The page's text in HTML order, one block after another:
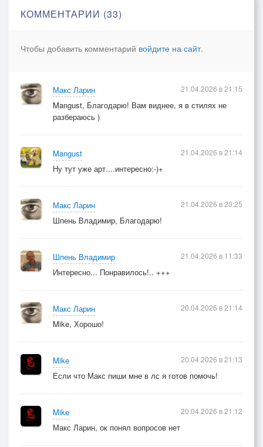
КОММЕНТАРИИ (33)
Чтобы добавить комментарий войдите на сайт.
Макс Ларин
Mangust, Благодарю! Вам виднее, я в стилях не
разбераюсь )
21.04.2026 в 21:15
Mangust
Ну тут уже арт....интересно:-)+
21.04.2026 в 21:14
Макс Ларин
Шпень Владимир, Благодарю!
21.04.2026 в 20:25
Шпень Владимир
Интересно... Понравилось!.. +++
21.04.2026 в 11:33
Макс Ларин
Mike, Хорошо!
20.04.2026 в 21:14
Mike
Если что Макс пиши мне в лс я готов помочь!
20.04.2026 в 21:13
Mike
Макс Ларин, ок понял вопросов нет
20.04.2026 в 21:12